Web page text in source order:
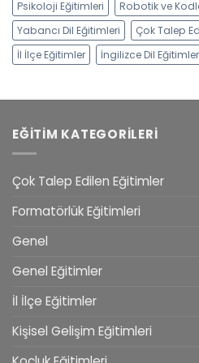
Psikoloji Eğitimleri
Robotik ve
Yabancı Dil Eğitimleri
Çok Talep
İl İlçe Eğitimler
İngilizce Dil
EĞITIM KATEGORILERI
Çok Talep Edilen Eğitimler
Formatörlük Eğitimleri
Genel
Genel Eğitimler
İl İlçe Eğitimler
Kişisel Gelişim Eğitimleri